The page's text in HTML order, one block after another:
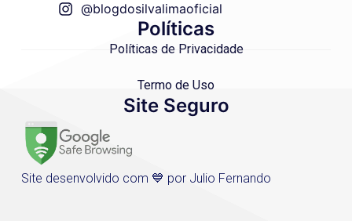
@blogdosilvalimaoficial
Políticas
Políticas de Privacidade
Termo de Uso
Site Seguro
Site desenvolvido com 💙 por Julio Fernando